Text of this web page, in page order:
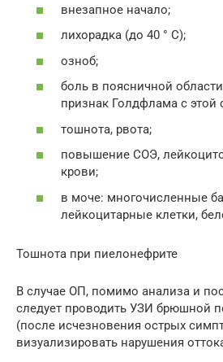
внезапное начало;
лихорадка (до 40 ° С);
озноб;
боль в поясничной
признак Голдфлама с этой
тошнота, рвота;
повышение СОЭ,
крови;
в моче: многочисленные
лейкоцитарные клетки,
Тошнота при пиелонефрите
В случае ОП, помимо анализа и
следует проводить УЗИ брюшной
(после исчезновения острых
визуализировать нарушения